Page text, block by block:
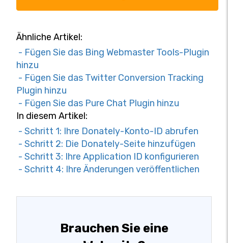
Ähnliche Artikel:
- Fügen Sie das Bing Webmaster Tools-Plugin
hinzu
- Fügen Sie das Twitter Conversion Tracking
Plugin hinzu
- Fügen Sie das Pure Chat Plugin hinzu
In diesem Artikel:
- Schritt 1: Ihre Donately-Konto-ID abrufen
- Schritt 2: Die Donately-Seite hinzufügen
- Schritt 3: Ihre Application ID konfigurieren
- Schritt 4: Ihre Änderungen veröffentlichen
Brauchen Sie eine